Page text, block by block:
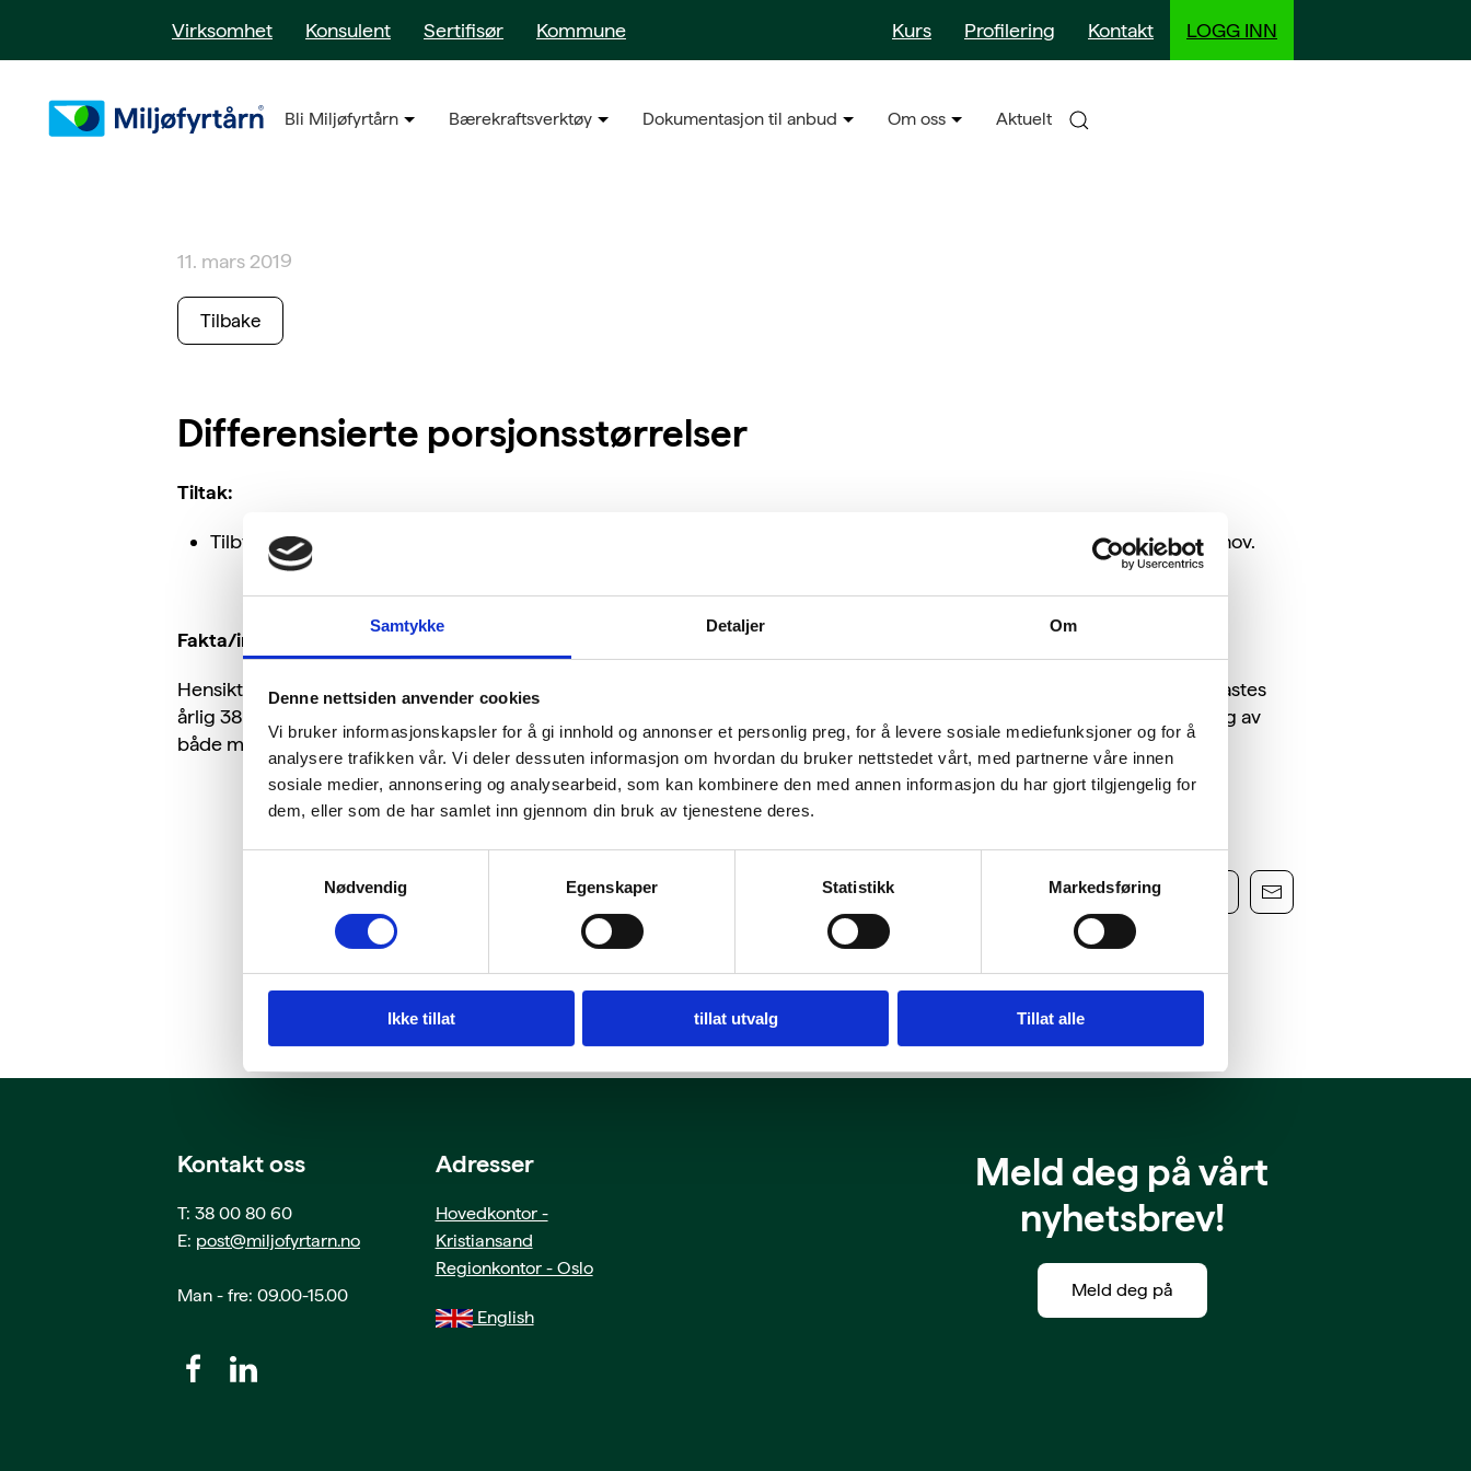
Samtykke Detaljer Om
Denne nettsiden anvender cookies
Vi bruker informasjonskapsler for å gi innhold og annonser et personlig preg, for å levere sosiale mediefunksjoner og for å
analysere trafikken vår. Vi deler dessuten informasjon om hvordan du bruker nettstedet vårt, med partnerne våre innen
sosiale medier, annonsering og analysearbeid, som kan kombinere den med annen informasjon du har gjort tilgjengelig for
dem, eller som de har samlet inn gjennom din bruk av tjenestene deres.
Nødvendig
Egenskaper Statistikk Markedsføring
Ikke tillat tillat utvalg Tillat alle
Virksomhet Konsulent Sertifisør Kommune Kurs Profilering Kontakt LOGG INN
Bli Miljøfyrtårn Bærekraftsverktøy Dokumentasjon til anbud Om oss Aktuelt
11. mars 2019
Tilbake
Differensierte porsjonsstørrelser
Tiltak:
Tilby gjestene å velge mellom ulike størrelser på rettene, så porsjonsstørrelsen tilpasses etter gjestenes ønsker og behov.
Fakta/informasjon:
Hensikten med dette tiltaket er å unngå å gi gjestene for store porsjoner, så mindre mat kastes fra tallerkenene. I Norge kastes
årlig 385 000 tonn mat som burde vært spist, og dette er et miljøproblem i hele verden. Reduksjon av matsvinn er ønskelig av
både miljømessige, økonomiske og etiske grunner.
Kontakt oss
T: 38 00 80 60
E: post@miljofyrtarn.no
Man - fre: 09.00-15.00
Adresser
Hovedkontor -
Kristiansand
Regionkontor - Oslo
English
Meld deg på vårt
nyhetsbrev!
Meld deg på